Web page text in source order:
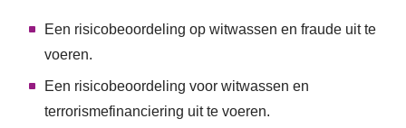
Een risicobeoordeling op witwassen en fraude uit te
voeren.
Een risicobeoordeling voor witwassen en
terrorismefinanciering uit te voeren.